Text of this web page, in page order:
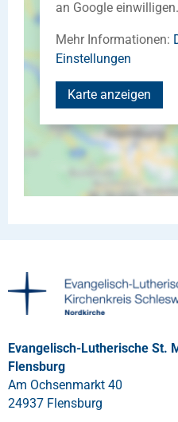
an Google einwilligen.
Mehr Informationen:
Einstellungen
Karte anzeigen
Evangelisch-Lutherische St.
Flensburg
Am Ochsenmarkt 40
24937 Flensburg